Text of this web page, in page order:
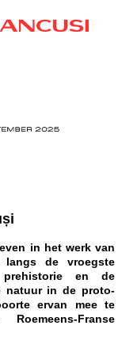
in het werk van
de vroegste
prehistorie en de
natuur in de proto-
ervan mee te
Franse